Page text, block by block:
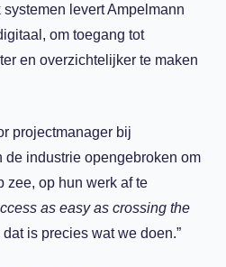
levert Ampelmann
om toegang tot
en overzichtelijker te maken
projectmanager bij
de industrie opengebroken om
zee, op hun werk af te
as easy as crossing the
is precies wat we doen.”